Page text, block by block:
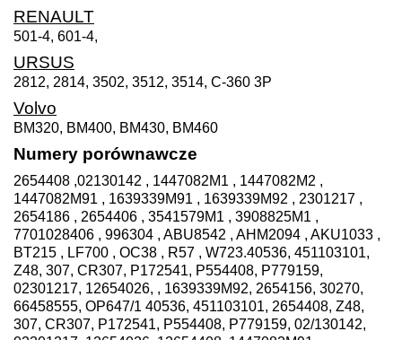
RENAULT
501-4, 601-4,
URSUS
2812, 2814, 3502, 3512, 3514, C-360 3P
Volvo
BM320, BM400, BM430, BM460
Numery porównawcze
2654408 ,02130142 , 1447082M1 , 1447082M2 ,
1447082M91 , 1639339M91 , 1639339M92 , 2301217 ,
2654186 , 2654406 , 3541579M1 , 3908825M1 ,
7701028406 , 996304 , ABU8542 , AHM2094 , AKU1033 ,
BT215 , LF700 , OC38 , R57 , W723.40536, 451103101,
Z48, 307, CR307, P172541, P554408, P779159,
02301217, 12654026, , 1639339M92, 2654156, 30270,
66458555, OP647/1 40536, 451103101, 2654408, Z48,
307, CR307, P172541, P554408, P779159, 02/130142,